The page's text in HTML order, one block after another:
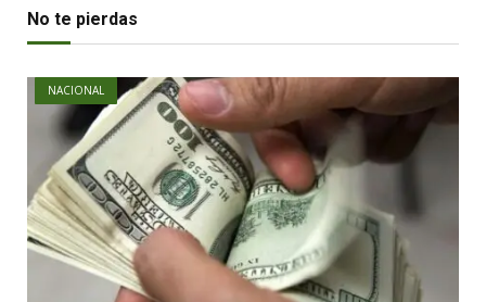
No te pierdas
NACIONAL